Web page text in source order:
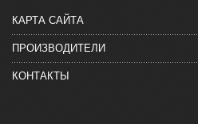
КАРТА САЙТА
ПРОИЗВОДИТЕЛИ
КОНТАКТЫ